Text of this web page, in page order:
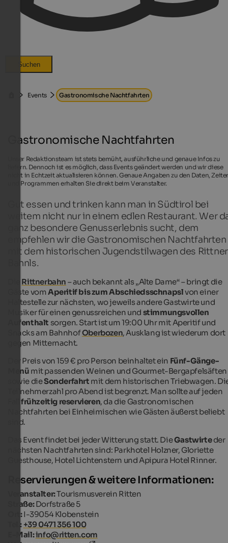
Suchen
Events Gastronomische Nachtfahrten
Gastronomische Nachtfahrten
Unser Redaktionsteam ist stets bemüht, ausführliche und genaue Infos zu
liefern. Dennoch ist es möglich, dass Events geändert werden und wir diese
nicht in Echtzeit aktualisieren können. Genaue Angaben zu den Daten,
und Programmen erhalten Sie direkt beim Veranstalter.
Gut essen und trinken kann man in Südtirol bei
weitem nicht nur in einem edlen Restaurant. Wer
ganz besondere Genusserlebnis sucht, dem
empfehlen wir die Gastronomischen Nachtfahrten
mit dem historischen Jugendstilwagen des Rittner
Bahnls.
Rittnerbahn – auch bekannt als „Alte Dame“ – bringt die
Gäste vomAperitif bis zum Abschiedsschnapslvon einer
Haltestelle zur nächsten, wo jeweils andere Gastwirte und
Musiker für einen genussreichen und stimmungsvollen
Aufenthalt sorgen. Start ist um 19:00 Uhr mit Aperitif und
Snacks am BahnhofOberbozen, Ausklang ist wiederum dort
gegen Mitternacht.
Der Preis von 159 € pro Person beinhaltet ein Fünf-Gänge-
Menü mit passenden Weinen und Gourmet-Bergapfelsäften
sowie dieSonderfahrt mit dem historischen Triebwagen.
Teilnehmerzahl pro Abend ist begrenzt. Man sollte auf jeden
Fallfrühzeitig reservieren, da die Gastronomischen
Nachtfahrten bei Einheimischen wie Gästen äußerst beliebt
sind.
Das Event findet bei jeder Witterung statt. DieGastwirteder
nächsten Nachtfahrten sind: Parkhotel Holzner, Gloriette
Guesthouse, Hotel Lichtenstern und Apipura Hotel Rinner.
Reservierungen & weitere Informationen:
Veranstalter:Tourismusverein Ritten
Straße:Dorfstraße 5
Ort:I-39054 Klobenstein
Tel.: +39 0471 356 100
E-Mail:info@ritten.com